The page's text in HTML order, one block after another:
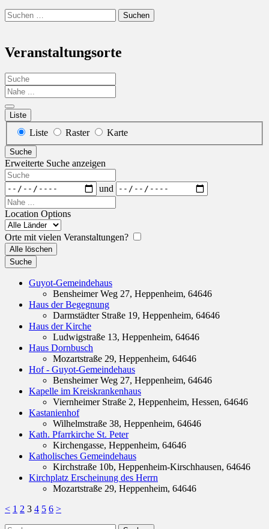
Suchen
Suchen
nach:
Veranstaltungsorte
Suche
Nahe
...
Liste
Anzeigetyp
Suchergebnisse
Liste Raster Karte
Suche
Erweiterte Suche anzeigen
Suche
Daten
und
Nahe
...
Location Options
Land
Orte mit vielen Veranstaltungen?
Alle löschen
Suche
Guyot-Gemeindehaus
Bensheimer Weg 27, Heppenheim, 64646
Haus der Begegnung
Darmstädter Straße 19, Heppenheim, 64646
Haus der Kirche
Ludwigstraße 13, Heppenheim, 64646
Haus Dornbusch
Mozartstraße 29, Heppenheim, 64646
Hof - Guyot-Gemeindehaus
Bensheimer Weg 27, Heppenheim, 64646
Kapelle im Kreiskrankenhaus
Viernheimer Straße 2, Heppenheim, Hessen, 64646
Kastanienhof
Wilhelmstraße 38, Heppenheim, 64646
Kath. Pfarrkirche St. Peter
Kirchengasse, Heppenheim, 64646
Katholisches Gemeindehaus
Kirchstraße 10b, Heppenheim-Kirschhausen, 64646
Kirchplatz Erscheinung des Herrn
Mozartstraße 29, Heppenheim, 64646
< 1 2 3 4 5 6 >